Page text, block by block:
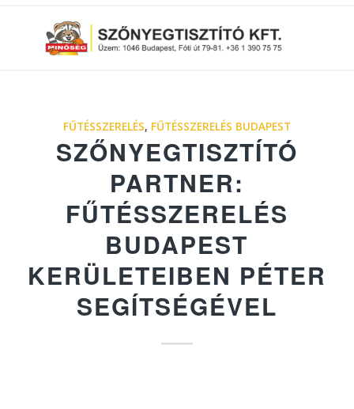
FŰTÉSSZERELÉS, FŰTÉSSZERELÉS BUDAPEST
SZŐNYEGTISZTÍTÓ
PARTNER:
FŰTÉSSZERELÉS
BUDAPEST
KERÜLETEIBEN PÉTER
SEGÍTSÉGÉVEL